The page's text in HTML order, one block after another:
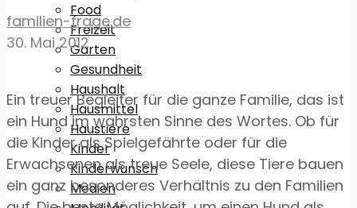
Food
Freizeit
Garten
Gesundheit
Haushalt
Hausmittel
Haustiere
Kinder
Kinderwunsch
Medien
familien-frage.de
30. Mai 2012
Ein treuer Begleiter für die ganze Familie, das ist
ein Hund im wahrsten Sinne des Wortes. Ob für
die Kinder als Spielgefährte oder für die
Erwachsenen als treue Seele, diese Tiere bauen
ein ganz besonderes Verhältnis zu den Familien